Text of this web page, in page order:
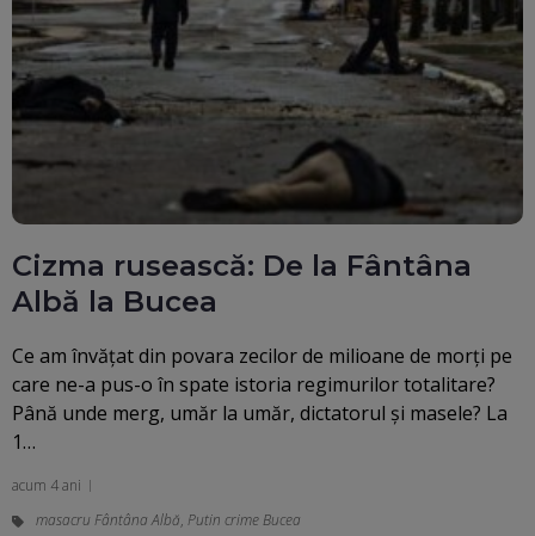
Cizma rusească: De la Fântâna
Albă la Bucea
Ce am învățat din povara zecilor de milioane de morți pe
care ne-a pus-o în spate istoria regimurilor totalitare?
Până unde merg, umăr la umăr, dictatorul și masele? La
1…
acum 4 ani
masacru Fântâna Albă, Putin crime Bucea